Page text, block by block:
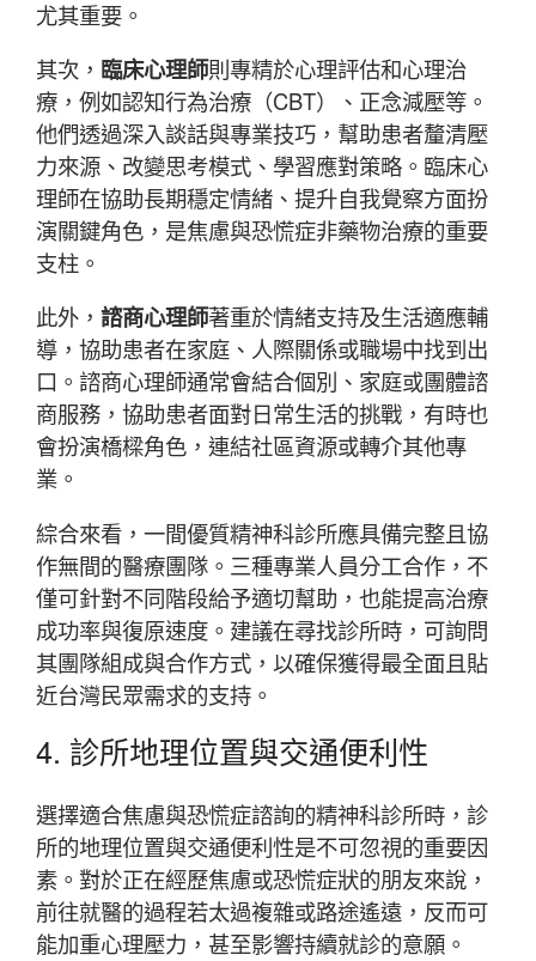
尤其重要。
其次， 臨床心理師則專精於心理評估和心理治
療，例如認知行為治療（CBT）、正念減壓等。
他們透過深入談話與專業技巧，幫助患者釐清壓
力來源、改變思考模式、學習應對策略。臨床心
理師在協助長期穩定情緒、提升自我覺察方面扮
演關鍵角色，是焦慮與恐慌症非藥物治療的重要
支柱。
此外， 諮商心理師著重於情緒支持及生活適應輔
導，協助患者在家庭、人際關係或職場中找到出
口。諮商心理師通常會結合個別、家庭或團體諮
商服務，協助患者面對日常生活的挑戰，有時也
會扮演橋樑角色，連結社區資源或轉介其他專
業。
綜合來看，一間優質精神科診所應具備完整且協
作無間的醫療團隊。三種專業人員分工合作，不
僅可針對不同階段給予適切幫助，也能提高治療
成功率與復原速度。建議在尋找診所時，可詢問
其團隊組成與合作方式，以確保獲得最全面且貼
近台灣民眾需求的支持。
4. 診所地理位置與交通便利性
選擇適合焦慮與恐慌症諮詢的精神科診所時，診
所的地理位置與交通便利性是不可忽視的重要因
素。對於正在經歷焦慮或恐慌症狀的朋友來說，
前往就醫的過程若太過複雜或路途遙遠，反而可
能加重心理壓力，甚至影響持續就診的意願。